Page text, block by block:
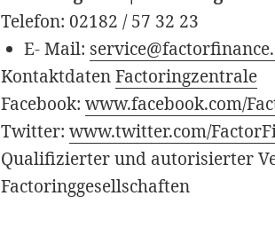
Telefon: 02182 / 57 32 23
E- Mail:
KontaktdatenFactoringzentrale
Facebook:www.facebook.com/
Twitter:www.twitter.com/
Qualifizierter und autorisierter
Factoringgesellschaften